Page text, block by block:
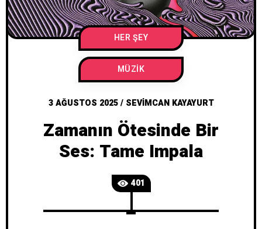
HER ŞEY
MÜZIK
3 AĞUSTOS 2025/ SEVIMCAN KAYAYURT
Zamanın Ötesinde Bir
Ses: Tame Impala
401